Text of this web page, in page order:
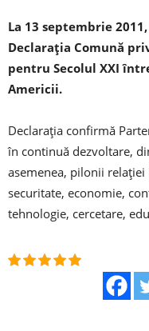
La 13 septembrie
Declaraţia Comună
pentru Secolul XXI
Americii.
Declaraţia confirmă
în continuă dezvoltare,
asemenea, pilonii relaţiei
securitate, economie,
tehnologie, cercetare,